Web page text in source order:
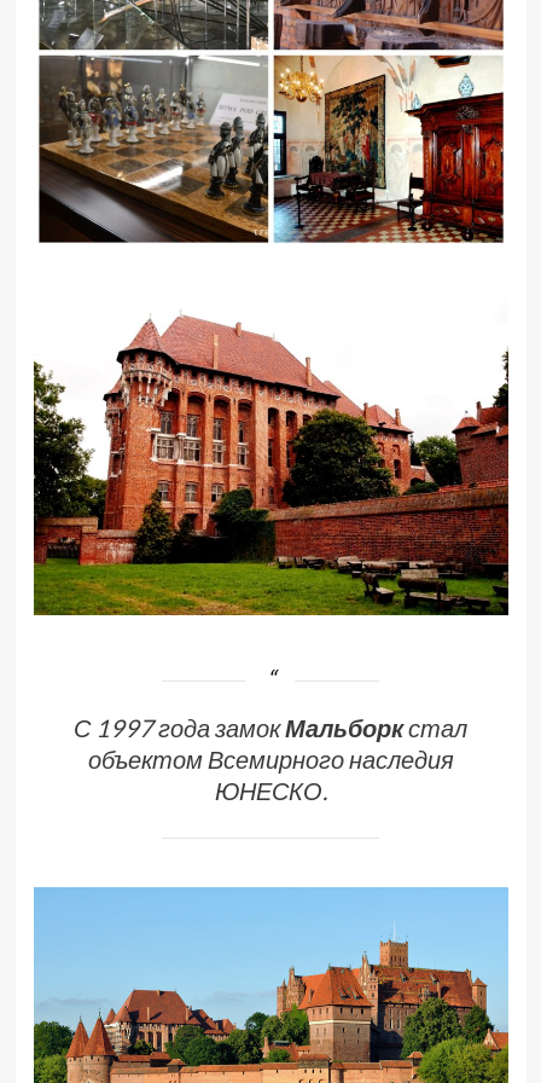
С 1997 года замокМальборкстал
объектом Всемирного наследия
ЮНЕСКО.